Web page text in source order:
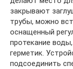
закрывают
трубы, можно
оснащенный
протекание
герметик.
подсоединить